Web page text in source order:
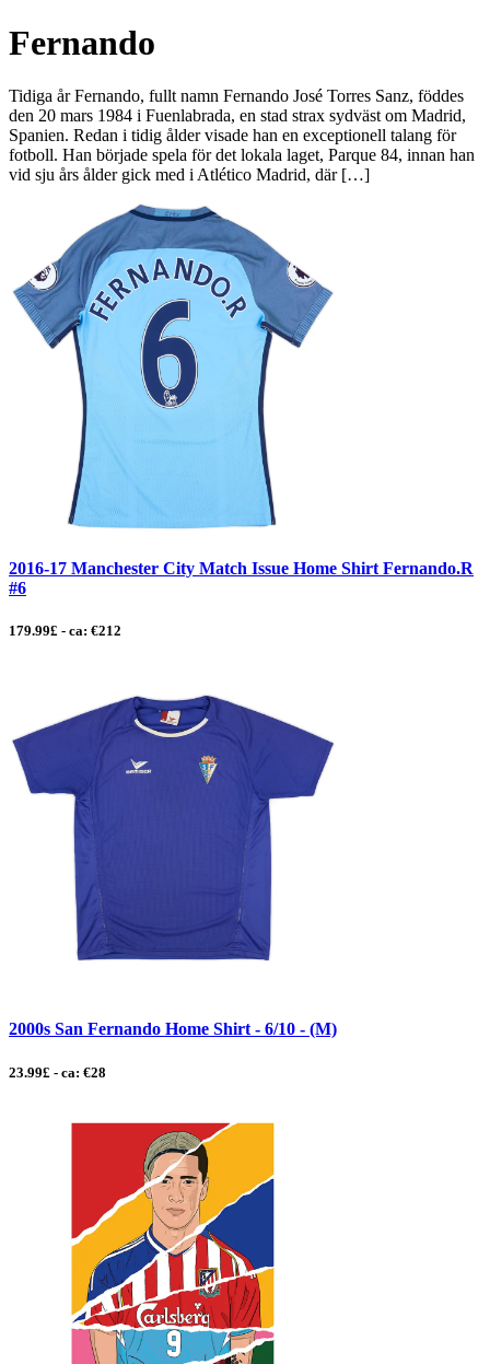
Fernando
Tidiga år Fernando, fullt namn Fernando José Torres Sanz, föddes
den 20 mars 1984 i Fuenlabrada, en stad strax sydväst om Madrid,
Spanien. Redan i tidig ålder visade han en exceptionell talang för
fotboll. Han började spela för det lokala laget, Parque 84, innan han
vid sju års ålder gick med i Atlético Madrid, där […]
2016-17 Manchester City Match Issue Home Shirt Fernando.R
#6
179.99£ - ca: €212
2000s San Fernando Home Shirt - 6/10 - (M)
23.99£ - ca: €28